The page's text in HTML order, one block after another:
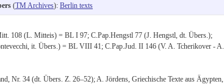
(TM Archives): Berlin texts
108 (L. Mitteis) = BL I 97; C.Pap.Hengstl 77 (J. Hengstl, dt. Übers.);
it. Übers.) = BL VIII 41; C.Pap.Jud. II 146 (V. A. Tcherikover - A.
Nr. 34 (dt. Übers. Z. 26–52); A. Jördens, Griechische Texte aus Ägypten,